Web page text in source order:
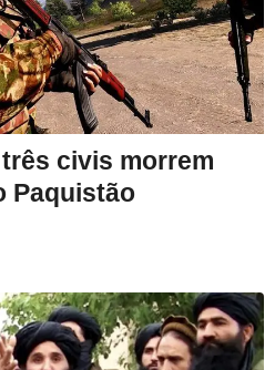
civis morrem
Paquistão